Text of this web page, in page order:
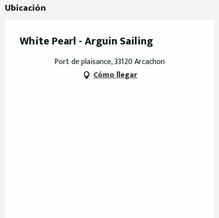
Ubicación
White Pearl - Arguin Sailing
Port de plaisance, 33120 Arcachon
Cómo llegar